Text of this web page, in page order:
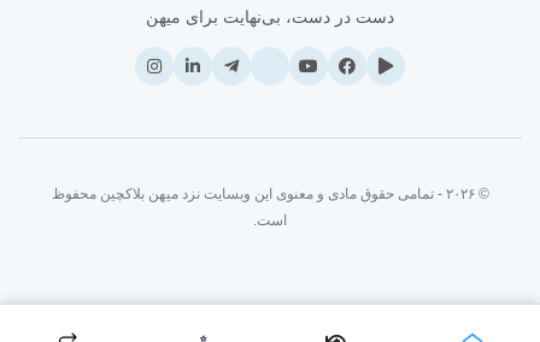
دست در دست، بی‌نهایت برای میهن
© ۲۰۲۶ - تمامی حقوق مادی و معنوی این وبسایت نزد میهن بلاکچین محفوظ
است.